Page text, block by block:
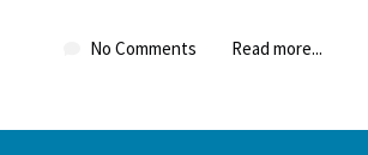
No Comments Read more...